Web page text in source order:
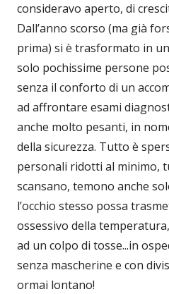
consideravo aperto, di
Dall’anno scorso (ma già
prima) si è trasformato in
solo pochissime persone
senza il conforto di un
ad affrontare esami
anche molto pesanti, in
della sicurezza. Tutto è
personali ridotti al minimo,
scansano, temono anche
l’occhio stesso possa
ossessivo della
ad un colpo di tosse...in
senza mascherine e con
ormai lontano!